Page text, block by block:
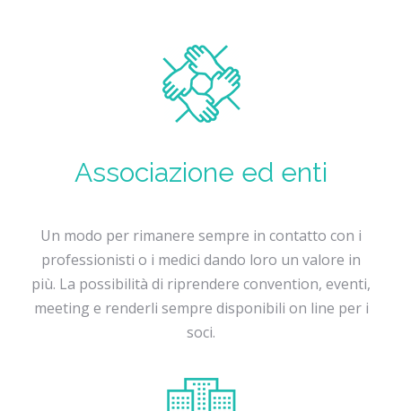
Associazione ed enti
Un modo per rimanere sempre in contatto con i
professionisti o i medici dando loro un valore in
più. La possibilità di riprendere convention, eventi,
meeting e renderli sempre disponibili on line per i
soci.